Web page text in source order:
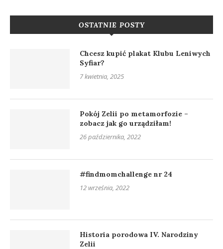
OSTATNIE POSTY
Chcesz kupić plakat Klubu Leniwych
Syfiar?
7 kwietnia, 2025
Pokój Zelii po metamorfozie –
zobacz jak go urządziłam!
26 października, 2022
#findmomchallenge nr 24
12 września, 2022
Historia porodowa IV. Narodziny
Zelii